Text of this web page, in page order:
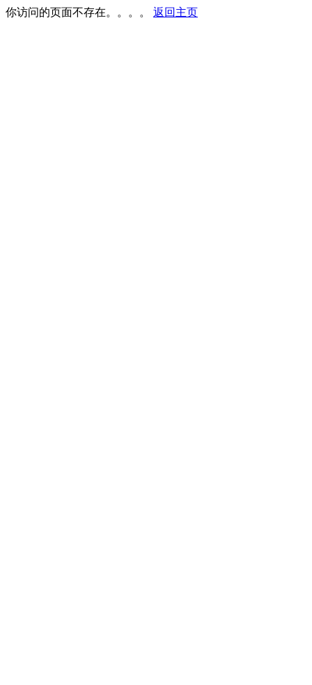
你访问的页面不存在。。。。 返回主页